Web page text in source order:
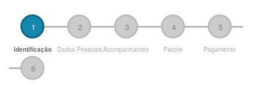
1
Identificação
2
Dados Pessoais
3
Acompanhantes
4
Pacote
5
Pagamento
6